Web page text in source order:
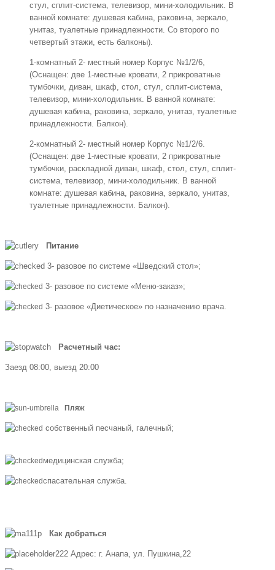
стул, сплит-система, телевизор, мини-холодильник. В
ванной комнате: душевая кабина, раковина, зеркало,
унитаз, туалетные принадлежности. Со второго по
четвертый этажи, есть балконы).
1-комнатный 2- местный номер Корпус №1/2/6,
(Оснащен: две 1-местные кровати, 2 прикроватные
тумбочки, диван, шкаф, стол, стул, сплит-система,
телевизор, мини-холодильник. В ванной комнате:
душевая кабина, раковина, зеркало, унитаз, туалетные
принадлежности. Балкон).
2-комнатный 2- местный номер Корпус №1/2/6.
(Оснащен: две 1-местные кровати, 2 прикроватные
тумбочки, раскладной диван, шкаф, стол, стул, сплит-
система, телевизор, мини-холодильник. В ванной
комнате: душевая кабина, раковина, зеркало, унитаз,
туалетные принадлежности. Балкон).
Питание
3- разовое по системе «Шведский стол»;
3- разовое по системе «Меню-заказ»;
3- разовое «Диетическое» по назначению врача.
Расчетный час:
Заезд 08:00, выезд 20:00
Пляж
собственный песчаный, галечный;
медицинская служба;
спасательная служба.
Как добраться
Адрес: г. Анапа, ул. Пушкина,22